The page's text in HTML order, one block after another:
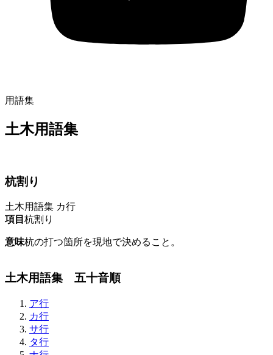
用語集
土木用語集
杭割り
土木用語集 カ行
項目 杭割り
意味杭の打つ箇所を現地で決めること。
土木用語集 五十音順
ア行
カ行
サ行
タ行